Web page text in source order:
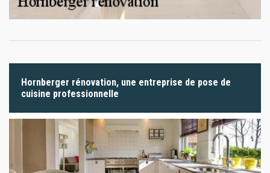
Hornberger rénovation, une entreprise de pose de
cuisine professionnelle